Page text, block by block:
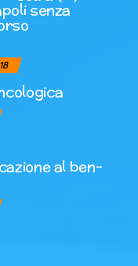
senza
al ben-